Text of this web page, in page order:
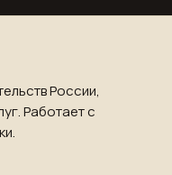
России,
Работает с